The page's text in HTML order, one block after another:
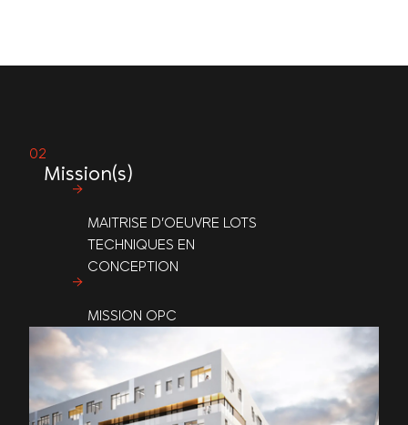
Mission(s)
MAITRISE D’OEUVRE LOTS
TECHNIQUES EN
CONCEPTION
MISSION OPC